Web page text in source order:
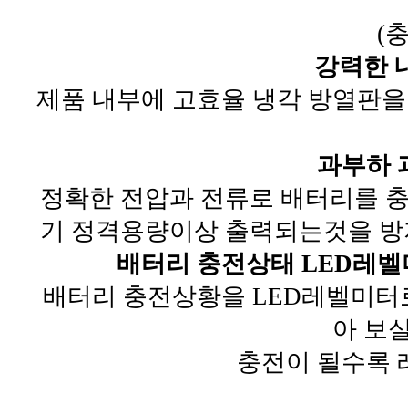
(
강력한
제품 내부에 고효율 냉각 방열판
과부하
정확한 전압과 전류로 배터리를
기 정격용량이상 출력되는것을
배터리 충전상태 LED레
배터리 충전상황을 LED레벨미
아 보
충전이 될수록